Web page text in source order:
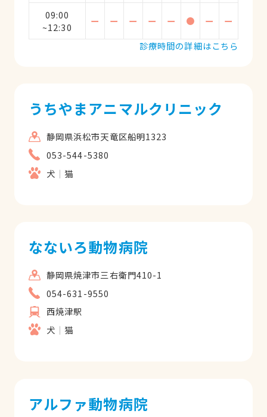
09:00
~12:30
ー ー ー ー ー ● ー
ー
診療時間の詳細はこちら
うちやまアニマルクリニック
静岡県浜松市天竜区船明1323
053-544-5380
犬
猫
なないろ動物病院
静岡県焼津市三右衛門410-1
054-631-9550
西焼津駅
犬
猫
アルファ動物病院